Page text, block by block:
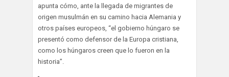
apunta cómo, ante la llegada de migrantes de
origen musulmán en su camino hacia Alemania y
otros países europeos, “el gobierno húngaro se
presentó como defensor de la Europa cristiana,
como los húngaros creen que lo fueron en la
historia”.